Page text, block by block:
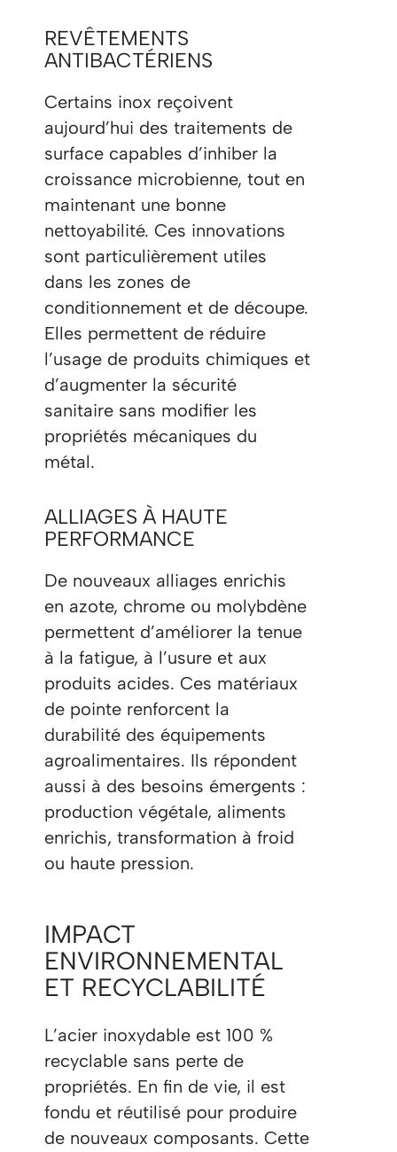
REVÊTEMENTS
ANTIBACTÉRIENS
Certains inox reçoivent
aujourd’hui des traitements de
surface capables d’inhiber la
croissance microbienne, tout en
maintenant une bonne
nettoyabilité. Ces innovations
sont particulièrement utiles
dans les zones de
conditionnement et de découpe.
Elles permettent de réduire
l’usage de produits chimiques et
d’augmenter la sécurité
sanitaire sans modifier les
propriétés mécaniques du
métal.
ALLIAGES À HAUTE
PERFORMANCE
De nouveaux alliages enrichis
en azote, chrome ou molybdène
permettent d’améliorer la tenue
à la fatigue, à l’usure et aux
produits acides. Ces matériaux
de pointe renforcent la
durabilité des équipements
agroalimentaires. Ils répondent
aussi à des besoins émergents :
production végétale, aliments
enrichis, transformation à froid
ou haute pression.
IMPACT
ENVIRONNEMENTAL
ET RECYCLABILITÉ
L’acier inoxydable est 100 %
recyclable sans perte de
propriétés. En fin de vie, il est
fondu et réutilisé pour produire
de nouveaux composants. Cette